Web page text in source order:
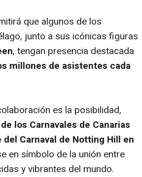
que algunos de los
junto a sus icónicas figuras
, tengan presencia destacada
millones de asistentes cada
es la posibilidad,
los Carnavales de Canarias
Carnaval de Notting Hill en
en símbolo de la unión entre
y vibrantes del mundo.